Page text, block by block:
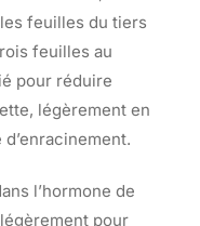
feuilles du tiers
feuilles au
pour réduire
légèrement en
l’hormone de
pour